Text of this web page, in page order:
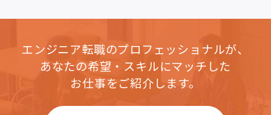
エンジニア転職のプロフェッショナルが、
あなたの希望・スキルにマッチした
お仕事をご紹介します。